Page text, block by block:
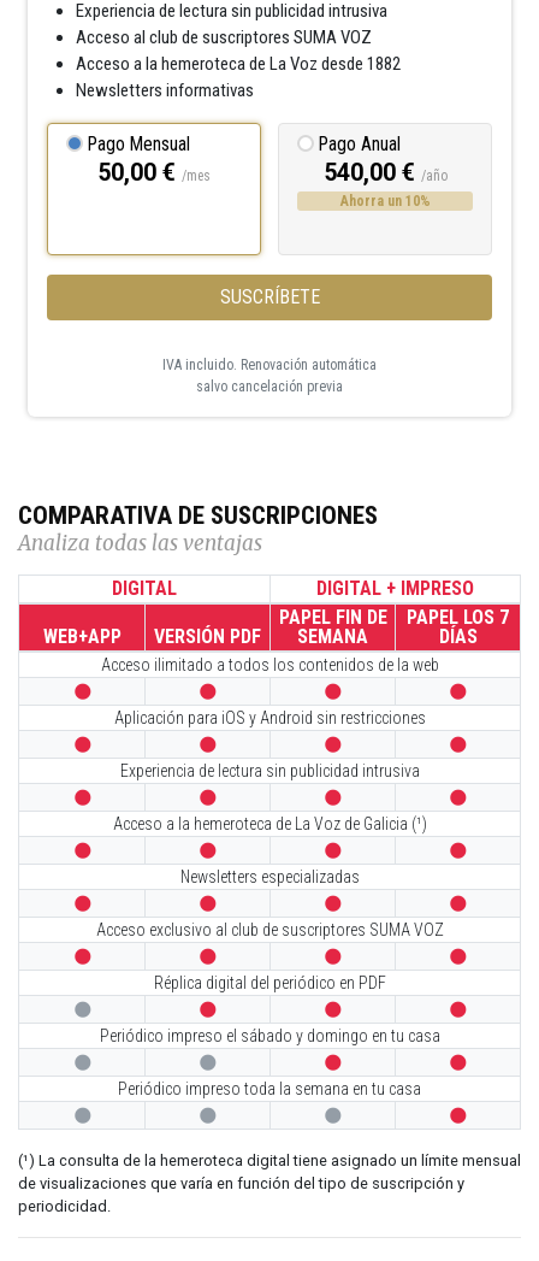
Experiencia de lectura sin publicidad intrusiva
Acceso al club de suscriptores SUMA VOZ
Acceso a la hemeroteca de La Voz desde 1882
Newsletters informativas
Pago Mensual
50,00 € /mes
Pago Anual
540,00 € /año
Ahorra un 10%
SUSCRÍBETE
IVA incluido. Renovación automática
salvo cancelación previa
COMPARATIVA DE SUSCRIPCIONES
Analiza todas las ventajas
DIGITAL DIGITAL + IMPRESO
WEB+APP VERSIÓN PDF
PAPEL FIN DE
SEMANA
PAPEL LOS 7
DÍAS
Acceso ilimitado a todos los contenidos de la web
   
Aplicación para iOS y Android sin restricciones
   
Experiencia de lectura sin publicidad intrusiva
   
Acceso a la hemeroteca de La Voz de Galicia (¹)
   
Newsletters especializadas
   
Acceso exclusivo al club de suscriptores SUMA VOZ
   
Réplica digital del periódico en PDF
   
Periódico impreso el sábado y domingo en tu casa
   
Periódico impreso toda la semana en tu casa
   
(¹) La consulta de la hemeroteca digital tiene asignado un límite mensual
de visualizaciones que varía en función del tipo de suscripción y
periodicidad.